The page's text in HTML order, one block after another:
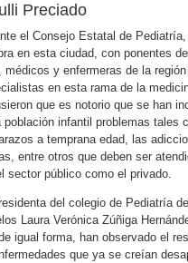
Preciado
el Consejo Estatal de
en esta ciudad, con ponentes
médicos y enfermeras de la
en esta rama de la
que es notorio que se han
población infantil problemas tales
a temprana edad, las
entre otros que deben ser
sector público como el privado.
del colegio de Pediatría
Laura Verónica Zúñiga
igual forma, han observado el
que ya se creían